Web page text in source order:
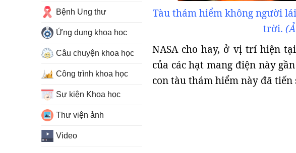
Tàu thám hiểm không người
trời.
NASA cho hay, ở vị trí hiện
của các hạt mang điện này
con tàu thám hiểm này đã
Bệnh Ung thư
Ứng dụng khoa học
Câu chuyện khoa học
Công trình khoa học
Sự kiện Khoa học
Thư viện ảnh
Video